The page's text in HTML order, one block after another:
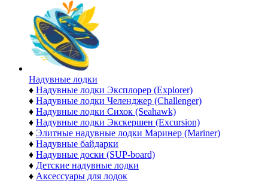
Надувные лодки
♦ Надувные лодки Эксплорер (Explorer)
♦ Надувные лодки Челенджер (Challenger)
♦ Надувные лодки Сихок (Seahawk)
♦ Надувные лодки Экскершен (Excursion)
♦ Элитные надувные лодки Маринер (Mariner)
♦ Надувные байдарки
♦ Надувные доски (SUP-board)
♦ Детские надувные лодки
♦ Аксессуары для лодок